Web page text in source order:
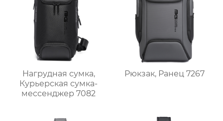
Нагрудная сумка,
Курьерская сумка-
мессенджер 7082
Рюкзак, Ранец 7267